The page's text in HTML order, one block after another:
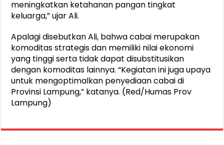
meningkatkan ketahanan pangan tingkat
keluarga,” ujar Ali.
Apalagi disebutkan Ali, bahwa cabai merupakan
komoditas strategis dan memiliki nilai ekonomi
yang tinggi serta tidak dapat disubstitusikan
dengan komoditas lainnya. “Kegiatan ini juga upaya
untuk mengoptimalkan penyediaan cabai di
Provinsi Lampung,” katanya. (Red/Humas Prov
Lampung)